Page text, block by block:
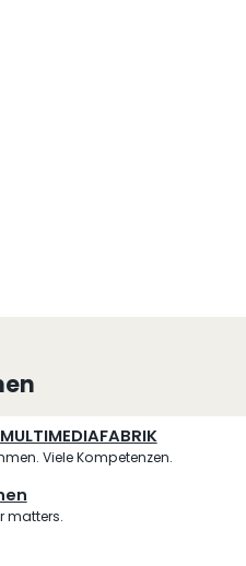
Viele Kompetenzen.
matters.